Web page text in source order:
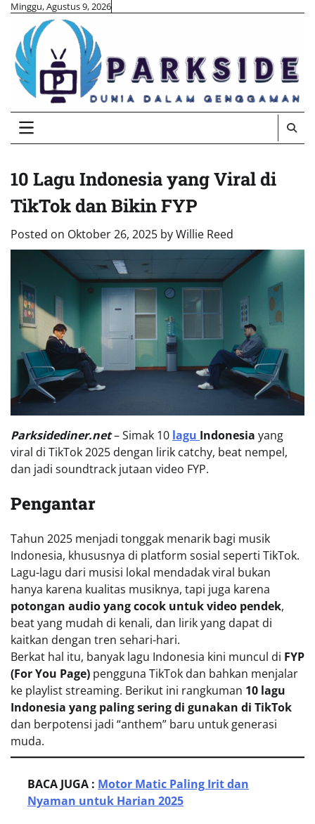
Skip
content
Minggu, Agustus 9, 2026
10 Lagu Indonesia yang Viral di
TikTok dan Bikin FYP
Posted on Oktober 26, 2025 byWillie Reed
Parksidediner.net– Simak 10 lagu Indonesia yang
viral di TikTok 2025 dengan lirik catchy, beat nempel,
dan jadi soundtrack jutaan video FYP.
Pengantar
Tahun 2025 menjadi tonggak menarik bagi musik
Indonesia, khususnya di platform sosial seperti TikTok.
Lagu-lagu dari musisi lokal mendadak viral bukan
hanya karena kualitas musiknya, tapi juga karena
potongan audio yang cocok untuk video pendek,
beat yang mudah di kenali, dan lirik yang dapat di
kaitkan dengan tren sehari-hari.
Berkat hal itu, banyak lagu Indonesia kini muncul di FYP
(For You Page) pengguna TikTok dan bahkan menjalar
ke playlist streaming. Berikut ini rangkuman 10 lagu
Indonesia yang paling sering di gunakan di TikTok
dan berpotensi jadi “anthem” baru untuk generasi
muda.
BACA JUGA : Motor Matic Paling Irit dan
Nyaman untuk Harian 2025